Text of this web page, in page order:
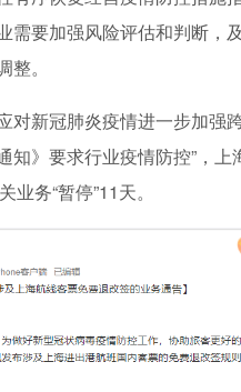
要加强风险评估和判断，
。
对新冠肺炎疫情进一步加强
》要求行业疫情防控”，
务“暂停”11天。